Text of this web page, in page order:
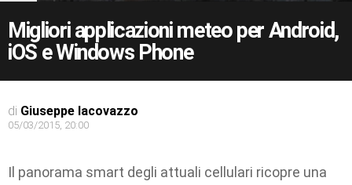
Migliori applicazioni meteo per Android,
iOS e Windows Phone
di Giuseppe Iacovazzo
05/03/2015, 20:00
Il panorama smart degli attuali cellulari ricopre una